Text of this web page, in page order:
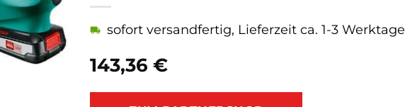
143,36 €
sofort versandfertig, Lieferzeit ca. 1-3 Werktage